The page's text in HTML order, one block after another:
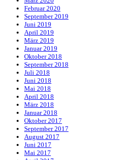
Februar 2020
September 2019
Juni 2019
April 2019
März 2019
Januar 2019
Oktober 2018
September 2018
Juli 2018
Juni 2018
Mai 2018
April 2018
März 2018
Januar 2018
Oktober 2017
September 2017
August 2017
Juni 2017
Mai 2017